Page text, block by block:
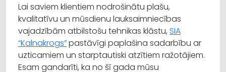
Lai saviem klientiem nodrošinātu plašu,
kvalitatīvu un mūsdienu lauksaimniecības
vajadzībām atbilstošu tehnikas klāstu, SIA
“Kalnakrogs”pastāvīgi paplašina sadarbību ar
uzticamiem un starptautiski atzītiem ražotājiem.
Esam gandarīti, ka no šī gada mūsu